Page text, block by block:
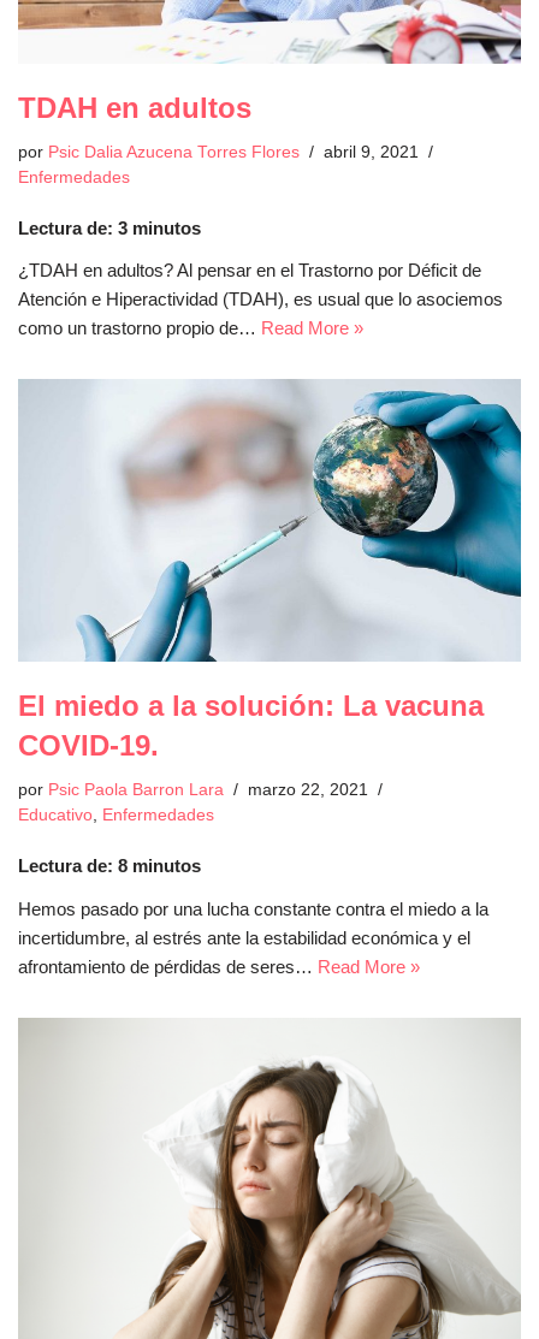
TDAH en adultos
por Psic Dalia Azucena Torres Flores
abril 9, 2021
Enfermedades
Lectura de: 3 minutos
¿TDAH en adultos? Al pensar en el Trastorno por Déficit de
Atención e Hiperactividad (TDAH), es usual que lo asociemos
como un trastorno propio de… Read More »
El miedo a la solución: La vacuna
COVID-19.
por Psic Paola Barron Lara
marzo 22, 2021
Educativo, Enfermedades
Lectura de: 8 minutos
Hemos pasado por una lucha constante contra el miedo a la
incertidumbre, al estrés ante la estabilidad económica y el
afrontamiento de pérdidas de seres… Read More »